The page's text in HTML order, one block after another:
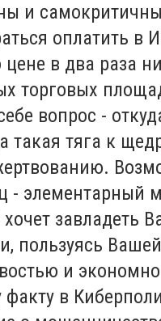
и
оплатить в
цене в два раза
торговых
вопрос -
такая тяга к
- элементарный
завладеть
пользуясь Вашей
и
факту в